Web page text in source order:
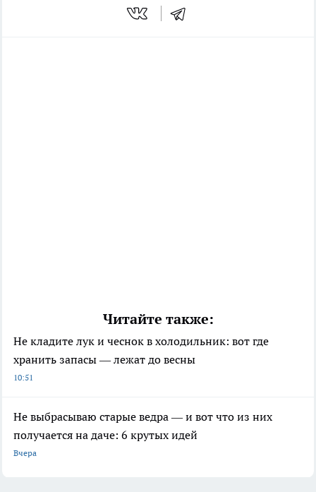
Читайте также:
Не кладите лук и чеснок в холодильник: вот где
хранить запасы — лежат до весны
10:51
Не выбрасываю старые ведра — и вот что из них
получается на даче: 6 крутых идей
Вчера